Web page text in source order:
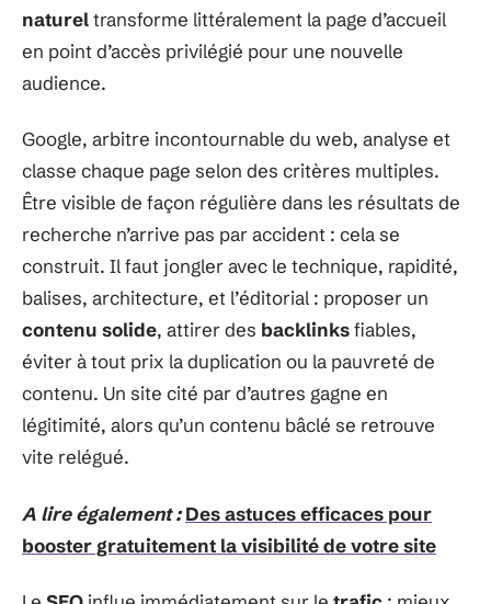
natureltransforme littéralement la page d’accueil
en point d’accès privilégié pour une nouvelle
audience.
Google, arbitre incontournable du web, analyse et
classe chaque page selon des critères multiples.
Être visible de façon régulière dans les résultats de
recherche n’arrive pas par accident : cela se
construit. Il faut jongler avec le technique, rapidité,
balises, architecture, et l’éditorial : proposer un
contenu solide, attirer des backlinksfiables,
éviter à tout prix la duplication ou la pauvreté de
contenu. Un site cité par d’autres gagne en
légitimité, alors qu’un contenu bâclé se retrouve
vite relégué.
A lire également : Des astuces efficaces pour
booster gratuitement la visibilité de votre site